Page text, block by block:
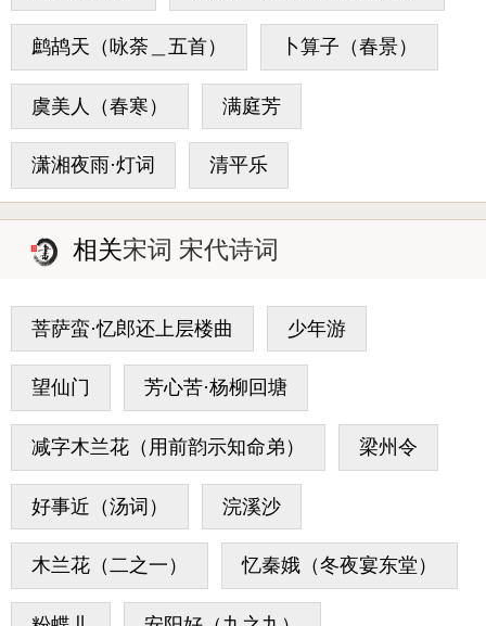
鹧鸪天（咏荼＿五首） 卜算子（春景）
虞美人（春寒） 满庭芳
潇湘夜雨·灯词 清平乐
相关宋词 宋代诗词
菩萨蛮·忆郎还上层楼曲 少年游
望仙门 芳心苦·杨柳回塘
减字木兰花（用前韵示知命弟） 梁州令
好事近（汤词） 浣溪沙
木兰花（二之一） 忆秦娥（冬夜宴东堂）